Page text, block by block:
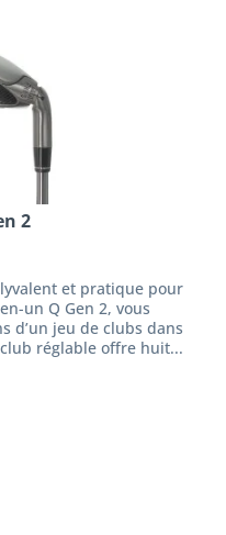
2
et pratique pour
un Q Gen 2, vous
d’un jeu de clubs dans
réglable offre huit...